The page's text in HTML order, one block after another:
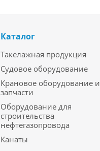
Каталог
Такелажная продукция
Судовое оборудование
Крановое оборудование и
запчасти
Оборудование для
строительства
нефтегазопровода
Канаты